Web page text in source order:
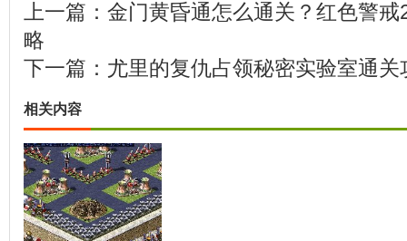
上一篇： 金门黄昏通怎么通关？红色警
略
下一篇： 尤里的复仇占领秘密实验室通关
相关内容